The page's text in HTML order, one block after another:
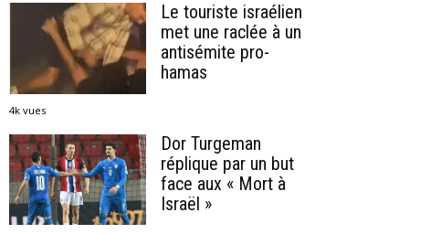
Le touriste israélien
met une raclée à un
antisémite pro-
hamas
4k vues
Dor Turgeman
réplique par un but
face aux « Mort à
Israël »